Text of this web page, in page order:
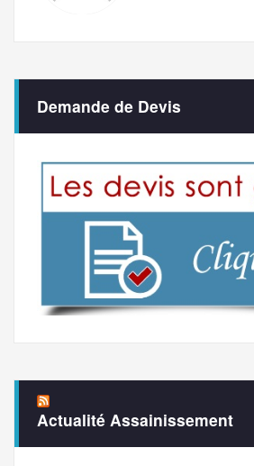
Demande de Devis
Actualité Assainissement